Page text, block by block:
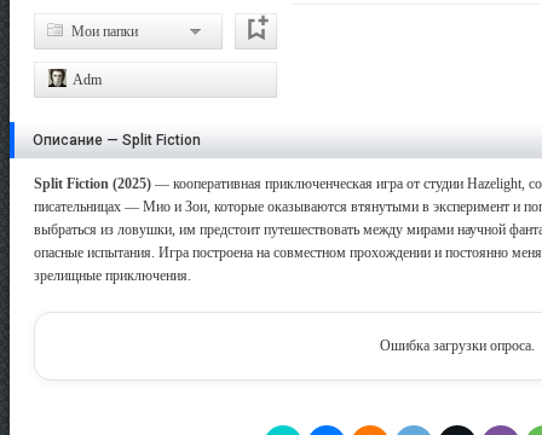
Мои папки
Adm
Описание — Split Fiction
Split Fiction (2025) — кооперативная приключенческая игра от студии Hazelight,
писательницах — Мио и Зои, которые оказываются втянутыми в эксперимент и
выбраться из ловушки, им предстоит путешествовать между мирами научной
опасные испытания. Игра построена на совместном прохождении и постоянно
зрелищные приключения.
Ошибка загрузки опроса.